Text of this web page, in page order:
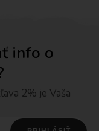
info o
2% je Vaša